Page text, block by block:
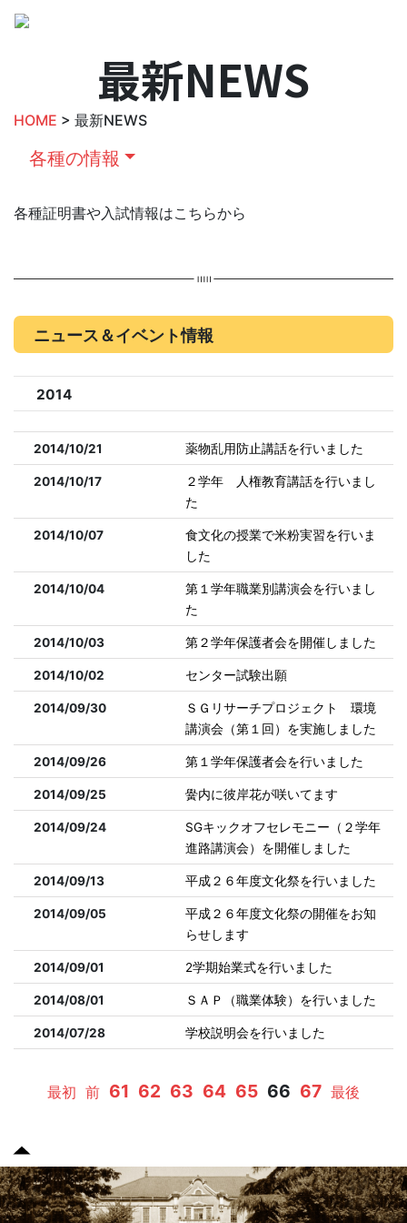
最新NEWS
HOME > 最新NEWS
各種の情報
各種証明書や入試情報はこちらから
ニュース＆イベント情報
2014
2014/10/21 薬物乱用防止講話を行いました
2014/10/17
２学年 人権教育講話を行いまし
た
2014/10/07
食文化の授業で米粉実習を行いま
した
2014/10/04
第１学年職業別講演会を行いまし
た
2014/10/03 第２学年保護者会を開催しました
2014/10/02 センター試験出願
2014/09/30
ＳＧリサーチプロジェクト 環境
講演会（第１回）を実施しました
2014/09/26 第１学年保護者会を行いました
2014/09/25 黌内に彼岸花が咲いてます
2014/09/24
SGキックオフセレモニー（２学年
進路講演会）を開催しました
2014/09/13 平成２６年度文化祭を行いました
2014/09/05
平成２６年度文化祭の開催をお知
らせします
2014/09/01 2学期始業式を行いました
2014/08/01 ＳＡＰ（職業体験）を行いました
2014/07/28 学校説明会を行いました
最初 前 61 62 63 64 65 66 67 最後